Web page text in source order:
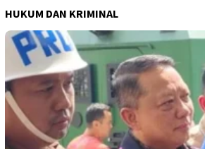
HUKUM DAN KRIMINAL